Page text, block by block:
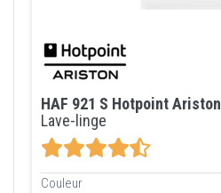
HAF 921 S Hotpoint Ariston
Lave-linge
Couleur